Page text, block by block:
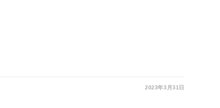
2023年3月31日